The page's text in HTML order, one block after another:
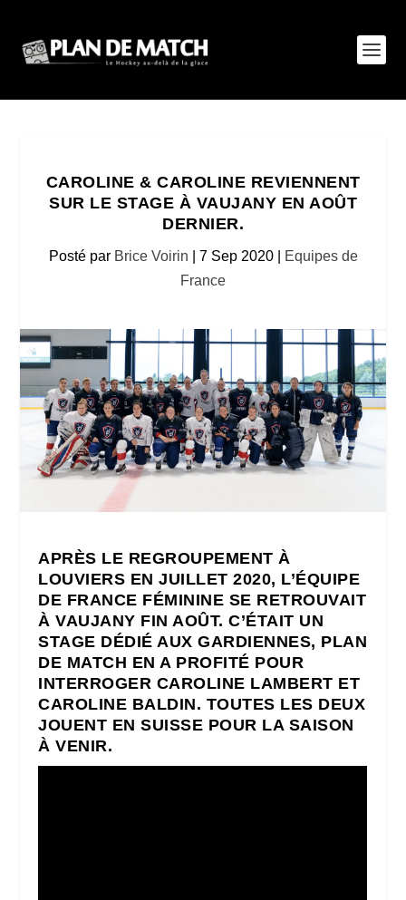
CAROLINE & CAROLINE REVIENNENT
SUR LE STAGE À VAUJANY EN AOÛT
DERNIER.
Posté par Brice Voirin 7 Sep 2020|
Equipes de
France
APRÈS LE REGROUPEMENT À
LOUVIERS EN JUILLET 2020, L’ÉQUIPE
DE FRANCE FÉMININE SE RETROUVAIT
À VAUJANY FIN AOÛT. C’ÉTAIT UN
STAGE DÉDIÉ AUX GARDIENNES, PLAN
DE MATCH EN A PROFITÉ POUR
INTERROGER CAROLINE LAMBERT ET
CAROLINE BALDIN. TOUTES LES DEUX
JOUENT EN SUISSE POUR LA SAISON
À VENIR.